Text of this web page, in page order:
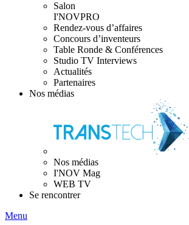
Salon
I'NOVPRO
Rendez-vous d’affaires
Concours d’inventeurs
Table Ronde & Conférences
Studio TV Interviews
Actualités
Partenaires
Nos médias
Nos médias
I'NOV Mag
WEB TV
Se rencontrer
Menu